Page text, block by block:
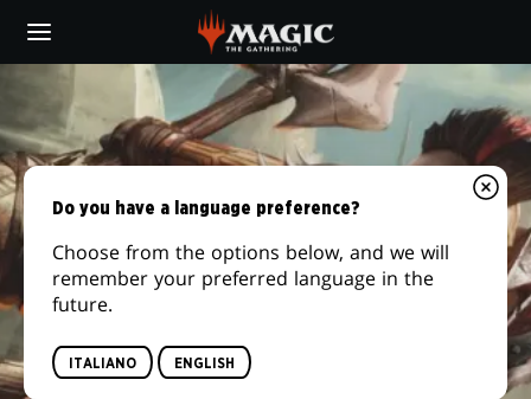
main
DOMRI
RADE
Do you have a language preference?
Choose from the options below, and we will
remember your preferred language in the
future.
ITALIANO ENGLISH